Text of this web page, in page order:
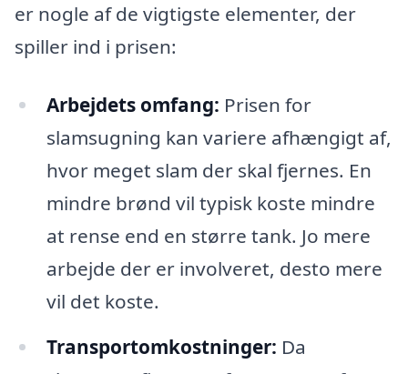
er nogle af de vigtigste elementer, der
spiller ind i prisen:
Arbejdets omfang: Prisen for
slamsugning kan variere afhængigt af,
hvor meget slam der skal fjernes. En
mindre brønd vil typisk koste mindre
at rense end en større tank. Jo mere
arbejde der er involveret, desto mere
vil det koste.
Transportomkostninger: Da